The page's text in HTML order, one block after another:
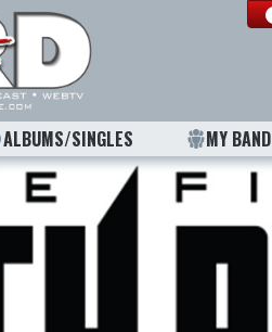
ALBUMS/SINGLES MY BAND